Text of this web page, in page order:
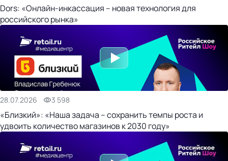
Dors: «Онлайн-инкассация – новая технология для
российского рынка»
28.07.2026 3 598
«Близкий»: «Наша задача – сохранить темпы роста и
удвоить количество магазинов к 2030 году»